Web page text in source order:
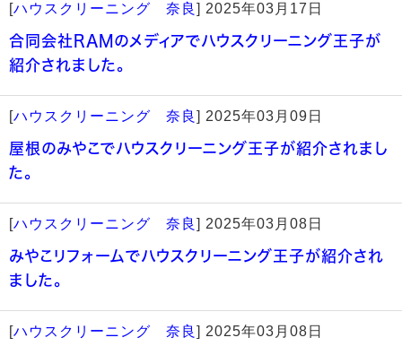
[ハウスクリーニング 奈良 ] 2025年03月17日
合同会社RAMのメディアでハウスクリーニング王子が
紹介されました。
[ハウスクリーニング 奈良 ] 2025年03月09日
屋根のみやこでハウスクリーニング王子が紹介されまし
た。
[ハウスクリーニング 奈良 ] 2025年03月08日
みやこリフォームでハウスクリーニング王子が紹介され
ました。
[ハウスクリーニング 奈良 ] 2025年03月08日